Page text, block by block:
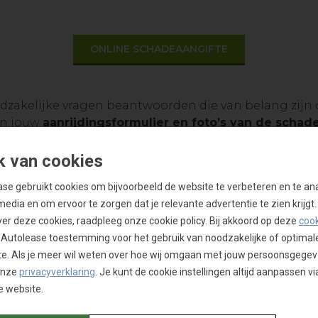
ONLINE SCHADEAANGIFTE
vragen beantwoorden die van belang
jouw aanrijdingsformulier en foto’s van de
Dit zorgt voor tijdswinst in alle latere
beschikken wij momenteel over 9 erkende
wordt goedgekeurd, zal een herstelbedrijf
geregeld. Indien je contract voorziet in
van jouw keuze in België.Dit is een
bij indien nodig. Onze afdeling schade is
. Onze verzekeringsspecialisten staan voor je klaar.
van cookies
gebruikt cookies om bijvoorbeeld de website te verbeteren en te
en om ervoor te zorgen dat je relevante advertentie te zien
deze cookies, raadpleeg onze cookie policy. Bij akkoord op deze
toestemming voor het gebruik van noodzakelijke of
Als je meer wil weten over hoe wij omgaan met jouw
privacyverklaring . Je kunt de cookie instellingen altijd aanpassen
website.